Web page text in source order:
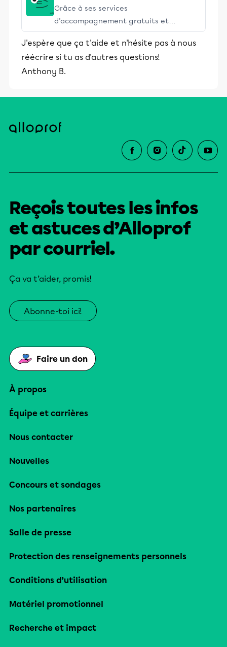
Grâce à ses services
d’accompagnement gratuits et
stimulants, Alloprof engage les élèves
et leurs parents dans la réussite
éducative.
J'espère que ça t'aide et n'hésite pas à nous
réécrire si tu as d'autres questions!
Anthony B.
Reçois toutes les infos
et astuces d’Alloprof
par courriel.
Ça va t’aider, promis!
Abonne-toi ici!
Faire un don
À propos
Équipe et carrières
Nous contacter
Nouvelles
Concours et sondages
Nos partenaires
Salle de presse
Protection des renseignements personnels
Conditions d’utilisation
Matériel promotionnel
Recherche et impact